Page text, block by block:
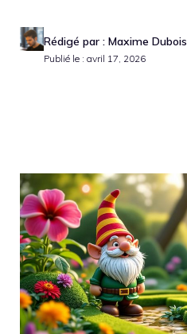
Rédigé par : Maxime Dubois
Publié le : avril 17, 2026